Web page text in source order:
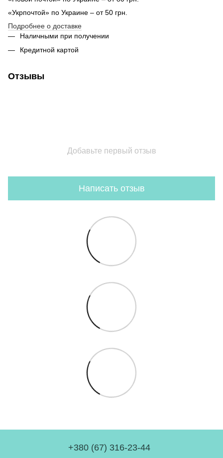
«Укрпочтой» по Украине – от 50 грн.
Подробнее о доставке
Наличными при получении
Кредитной картой
Отзывы
Добавьте первый отзыв
Написать отзыв
+380 (67) 316-23-44